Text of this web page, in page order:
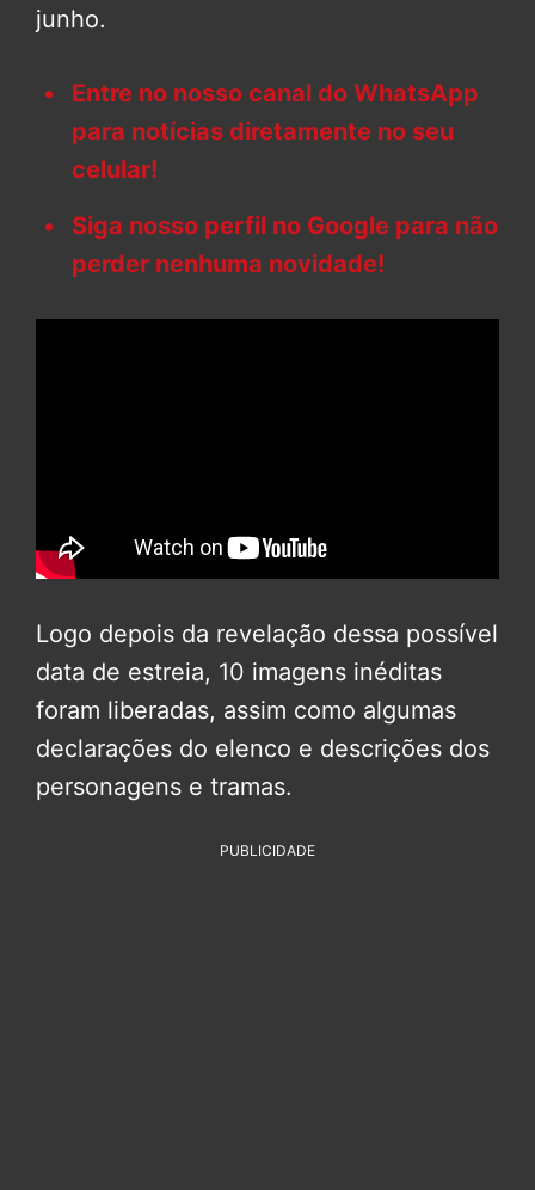
junho.
Entre no nosso canal do WhatsApp
para notícias diretamente no seu
celular!
Siga nosso perfil no Google para não
perder nenhuma novidade!
Logo depois da revelação dessa possível
data de estreia, 10 imagens inéditas
foram liberadas, assim como algumas
declarações do elenco e descrições dos
personagens e tramas.
PUBLICIDADE